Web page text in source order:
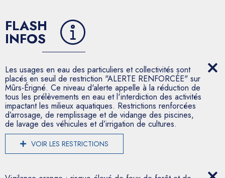
FLASH
INFOS
Les usages en eau des particuliers et collectivités sont
placés en seuil de restriction "ALERTE RENFORCÉE" sur
Mûrs-Érigné. Ce niveau d'alerte appelle à la réduction de
tous les prélèvements en eau et l'interdiction des activités
impactant les milieux aquatiques. Restrictions renforcées
d’arrosage, de remplissage et de vidange des piscines,
de lavage des véhicules et d’irrigation de cultures.
VOIR LES RESTRICTIONS